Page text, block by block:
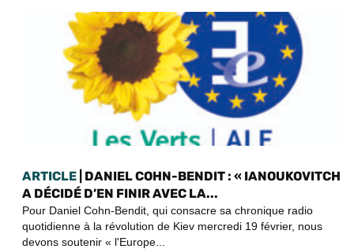
ARTICLE | DANIEL COHN-BENDIT : « IANOUKOVITCH
A DÉCIDÉ D’EN FINIR AVEC LA...
Pour Daniel Cohn-Bendit, qui consacre sa chronique radio
quotidienne à la révolution de Kiev mercredi 19 février, nous
devons soutenir « l'Europe...